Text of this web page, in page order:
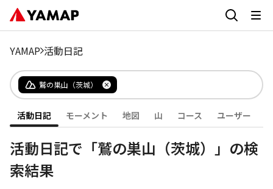
YAMAP 活動日記
鷲の巣山（茨城）
活動日記 モーメント 地図 山 コース ユーザー
活動日記で「鷲の巣山（茨城）」の検
索結果